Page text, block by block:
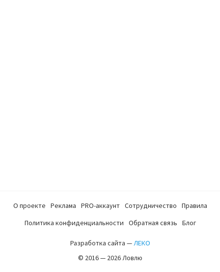
О проекте Реклама PRO-аккаунт Сотрудничество
Правила
Политика конфиденциальности
Обратная связь Блог
Разработка сайта —ЛЕКО
© 2016 — 2026 Ловлю